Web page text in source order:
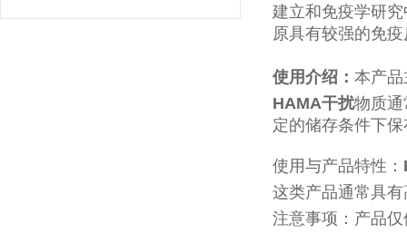
建立和免疫学研
原具有较强的免
使用介绍： 本产
HAMA干扰物质
定的储存条件下
使用与产品特性：
这类产品通常具
注意事项：产品